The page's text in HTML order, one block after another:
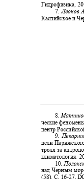
Гидрофизика,
7.Леонов
Каспийское и
8.
ческие
центр
9.
цели
троля за
климатология.
10.
над Черным
(58). С. 16-27.